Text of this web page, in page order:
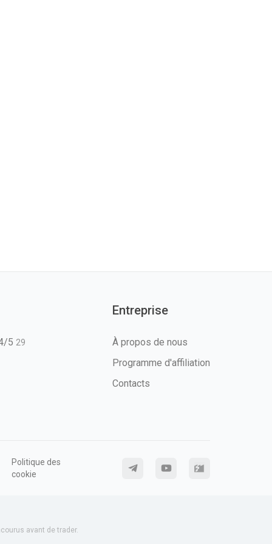
5 29
Entreprise
À propos de nous
Programme d'affiliation
Contacts
Politique des
cookie
avant de trader.